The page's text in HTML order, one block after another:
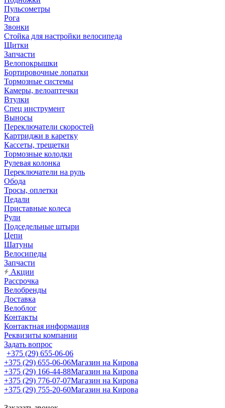
Пульсометры
Рога
Звонки
Стойка для настройки велосипеда
Щитки
Запчасти
Велопокрышки
Бортировочные лопатки
Тормозные системы
Камеры, велоаптечки
Втулки
Спец инструмент
Выносы
Переключатели скоростей
Картриджи в каретку
Кассеты, трещетки
Тормозные колодки
Рулевая колонка
Переключатели на руль
Обода
Тросы, оплетки
Педали
Приставные колеса
Рули
Подседельные штыри
Цепи
Шатуны
Велосипеды
Запчасти
Акции
Рассрочка
Велобренды
Доставка
Велоблог
Контакты
Контактная информация
Реквизиты компании
Задать вопрос
+375 (29) 655-06-06
+375 (29) 655-06-06Магазин на Кирова
+375 (29) 166-44-88Магазин на Кирова
+375 (29) 776-07-07Магазин на Кирова
+375 (29) 755-20-60Магазин на Кирова